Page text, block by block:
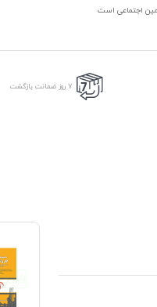
اجتماعی است
هوشیار
7 روز ضمانت بازگشت